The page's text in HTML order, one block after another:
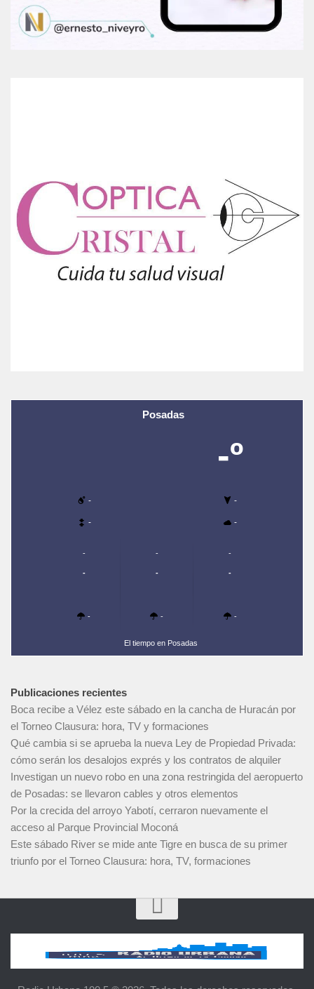
Posadas
-º
- -
- -
-
-
-
-
-
-
-
-
-
El tiempo en Posadas
Publicaciones recientes
Boca recibe a Vélez este sábado en la cancha de Huracán por
el Torneo Clausura: hora, TV y formaciones
Qué cambia si se aprueba la nueva Ley de Propiedad Privada:
cómo serán los desalojos exprés y los contratos de alquiler
Investigan un nuevo robo en una zona restringida del aeropuerto
de Posadas: se llevaron cables y otros elementos
Por la crecida del arroyo Yabotí, cerraron nuevamente el
acceso al Parque Provincial Moconá
Este sábado River se mide ante Tigre en busca de su primer
triunfo por el Torneo Clausura: hora, TV, formaciones